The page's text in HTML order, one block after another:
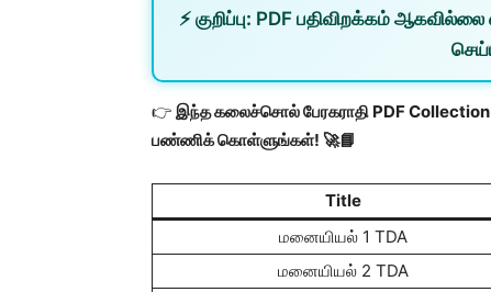
⚡ குறிப்பு: PDF பதிவிறக்கம்
👉 இந்த கலைச்சொல் பேரகராதி PDF
பண்ணிக் கொள்ளுங்கள்! 🚀📘
Title
மனையியல் 1 TDA
மனையியல் 2 TDA